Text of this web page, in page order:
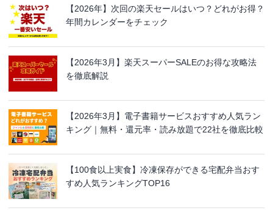
【2026年】次回の楽天セールはいつ？どれがお得？
年間カレンダーをチェック
【2026年3月】楽天スーパーSALEのお得な攻略法
を徹底解説
【2026年3月】電子書籍サービスおすすめ人気ラン
キング｜無料・還元率・読み放題で22社を徹底比較
【100食以上実食】冷凍保存ができる宅配弁当おす
すめ人気ランキングTOP16